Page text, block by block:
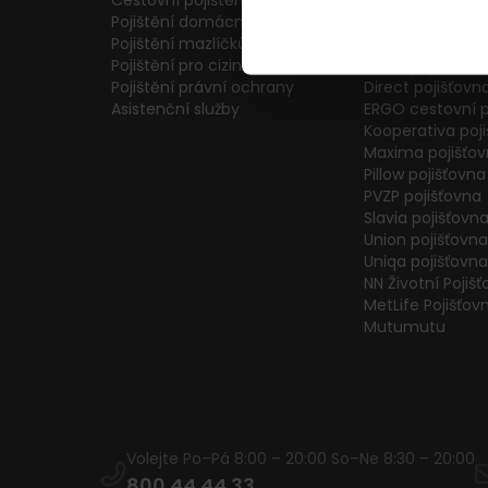
Pojištění domácnosti
Pojištění mazlíčků
Pojištění pro cizince
Pojištění právní ochrany
Asistenční služby
Direct
ERGO cestovní
Kooperativa
Maxima
Pillow pojišťovna
PVZP pojišťovna
Slavia pojišťovna
Union pojišťovna
Uniqa pojišťovna
NN Životní
MetLife
Mutumutu
Volejte Po–Pá 8:00 – 20:00 So–Ne 8:30 – 20:00